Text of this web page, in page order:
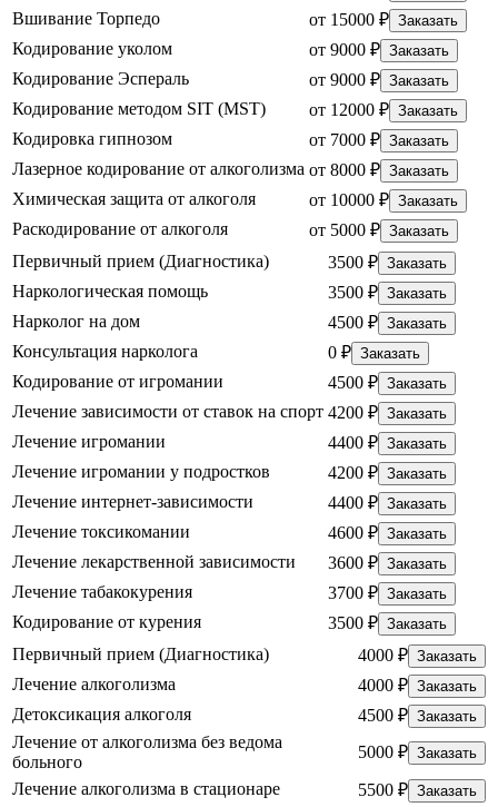
Вшивание Торпедо от 15000 ₽ Заказать
Кодирование уколом от 9000 ₽ Заказать
Кодирование Эспераль от 9000 ₽ Заказать
Кодирование методом SIT (MST) от 12000 ₽ Заказать
Кодировка гипнозом от 7000 ₽ Заказать
Лазерное кодирование от алкоголизма от 8000 ₽ Заказать
Химическая защита от алкоголя от 10000 ₽ Заказать
Раскодирование от алкоголя от 5000 ₽ Заказать
Первичный прием (Диагностика) 3500 ₽ Заказать
Наркологическая помощь 3500 ₽ Заказать
Нарколог на дом 4500 ₽ Заказать
Консультация нарколога 0 ₽ Заказать
Кодирование от игромании 4500 ₽ Заказать
Лечение зависимости от ставок на спорт 4200 ₽ Заказать
Лечение игромании 4400 ₽ Заказать
Лечение игромании у подростков 4200 ₽ Заказать
Лечение интернет-зависимости 4400 ₽ Заказать
Лечение токсикомании 4600 ₽ Заказать
Лечение лекарственной зависимости 3600 ₽ Заказать
Лечение табакокурения 3700 ₽ Заказать
Кодирование от курения 3500 ₽ Заказать
Первичный прием (Диагностика) 4000 ₽ Заказать
Лечение алкоголизма 4000 ₽ Заказать
Детоксикация алкоголя 4500 ₽ Заказать
Лечение от алкоголизма без ведома
больного
5000 ₽ Заказать
Лечение алкоголизма в стационаре 5500 ₽ Заказать